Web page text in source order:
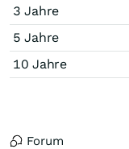
3 Jahre
5 Jahre
10 Jahre
Forum